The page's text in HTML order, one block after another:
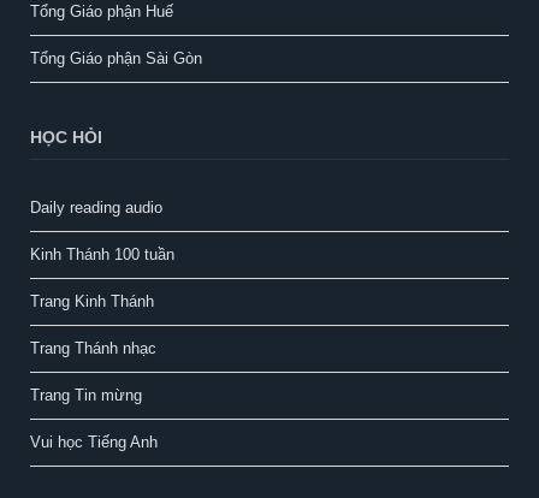
Tổng Giáo phận Huế
Tổng Giáo phận Sài Gòn
HỌC HỎI
Daily reading audio
Kinh Thánh 100 tuần
Trang Kinh Thánh
Trang Thánh nhạc
Trang Tin mừng
Vui học Tiếng Anh